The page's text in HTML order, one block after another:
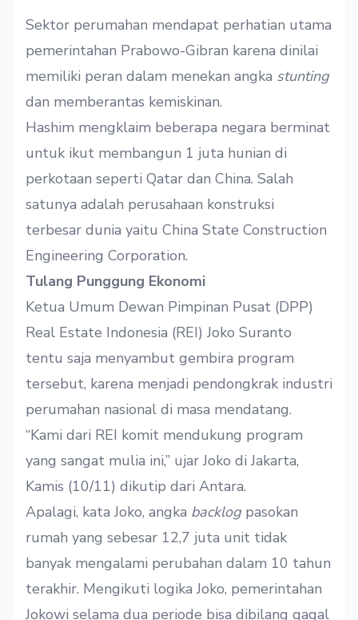
Sektor perumahan mendapat perhatian utama
pemerintahan Prabowo-Gibran karena dinilai
memiliki peran dalam menekan angka stunting
dan memberantas kemiskinan.
Hashim mengklaim beberapa negara berminat
untuk ikut membangun 1 juta hunian di
perkotaan seperti Qatar dan China. Salah
satunya adalah perusahaan konstruksi
terbesar dunia yaitu China State Construction
Engineering Corporation.
Tulang Punggung Ekonomi
Ketua Umum Dewan Pimpinan Pusat (DPP)
Real Estate Indonesia (REI) Joko Suranto
tentu saja menyambut gembira program
tersebut, karena menjadi pendongkrak industri
perumahan nasional di masa mendatang.
“Kami dari REI komit mendukung program
yang sangat mulia ini,” ujar Joko di Jakarta,
Kamis (10/11) dikutip dari Antara.
Apalagi, kata Joko, angka backlogpasokan
rumah yang sebesar 12,7 juta unit tidak
banyak mengalami perubahan dalam 10 tahun
terakhir. Mengikuti logika Joko, pemerintahan
Jokowi selama dua periode bisa dibilang gagal